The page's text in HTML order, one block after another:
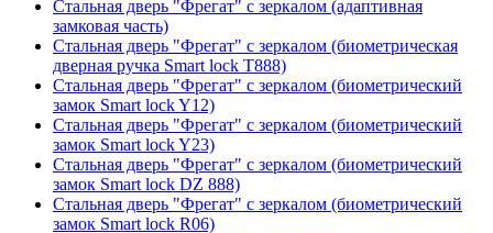
Стальная дверь "Фрегат" с зеркалом (адаптивная
замковая часть)
Стальная дверь "Фрегат" с зеркалом (биометрическая
дверная ручка Smart lock T888)
Стальная дверь "Фрегат" с зеркалом (биометрический
замок Smart lock Y12)
Стальная дверь "Фрегат" с зеркалом (биометрический
замок Smart lock Y23)
Стальная дверь "Фрегат" с зеркалом (биометрический
замок Smart lock DZ 888)
Стальная дверь "Фрегат" с зеркалом (биометрический
замок Smart lock R06)